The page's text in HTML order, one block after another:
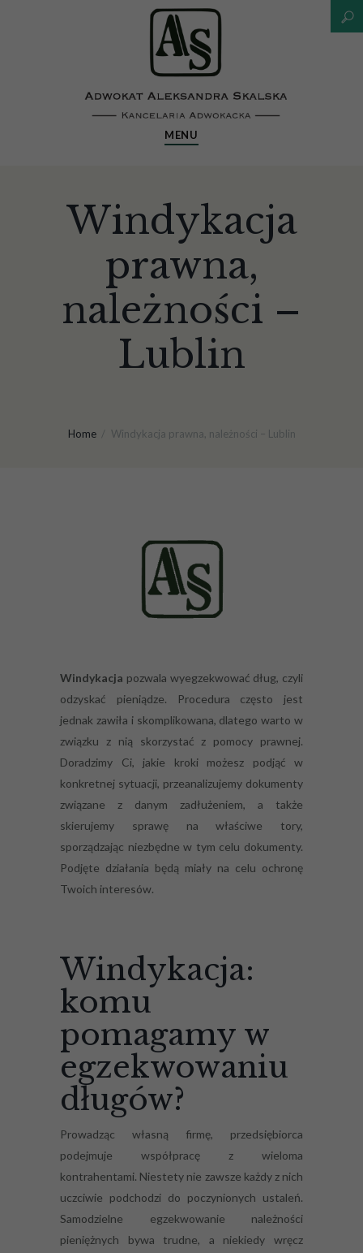
MENU
Windykacja
prawna,
należności –
Lublin
Home Windykacja prawna, należności – Lublin
Windykacja pozwala wyegzekwować dług, czyli
odzyskać pieniądze. Procedura często jest
jednak zawiła i skomplikowana, dlatego warto w
związku z nią skorzystać z pomocy prawnej.
Doradzimy Ci, jakie kroki możesz podjąć w
konkretnej sytuacji, przeanalizujemy dokumenty
związane z danym zadłużeniem, a także
skierujemy sprawę na właściwe tory,
sporządzając niezbędne w tym celu dokumenty.
Podjęte działania będą miały na celu ochronę
Twoich interesów.
Windykacja:
komu
pomagamy w
egzekwowaniu
długów?
Prowadząc własną firmę, przedsiębiorca
podejmuje współpracę z wieloma
kontrahentami. Niestety nie zawsze każdy z nich
uczciwie podchodzi do poczynionych ustaleń.
Samodzielne egzekwowanie należności
pieniężnych bywa trudne, a niekiedy wręcz